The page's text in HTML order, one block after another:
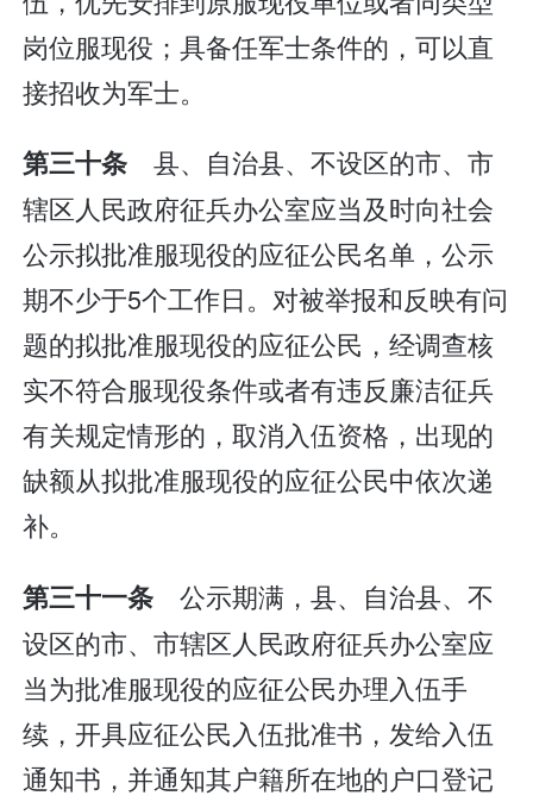
岗位服现役；具备任军士条件的，可以直
接招收为军士。
第三十条 县、自治县、不设区的市、市
辖区人民政府征兵办公室应当及时向社会
公示拟批准服现役的应征公民名单，公示
期不少于5个工作日。对被举报和反映有问
题的拟批准服现役的应征公民，经调查核
实不符合服现役条件或者有违反廉洁征兵
有关规定情形的，取消入伍资格，出现的
缺额从拟批准服现役的应征公民中依次递
补。
第三十一条 公示期满，县、自治县、不
设区的市、市辖区人民政府征兵办公室应
当为批准服现役的应征公民办理入伍手
续，开具应征公民入伍批准书，发给入伍
通知书，并通知其户籍所在地的户口登记